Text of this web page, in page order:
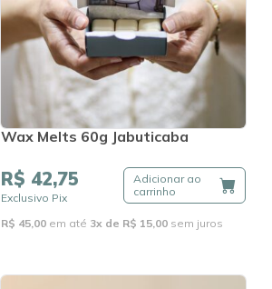
Wax Melts 60g Jabuticaba
R$ 42,75
Exclusivo Pix
Adicionar ao
carrinho
R$ 45,00 em até 3x de R$ 15,00 sem juros